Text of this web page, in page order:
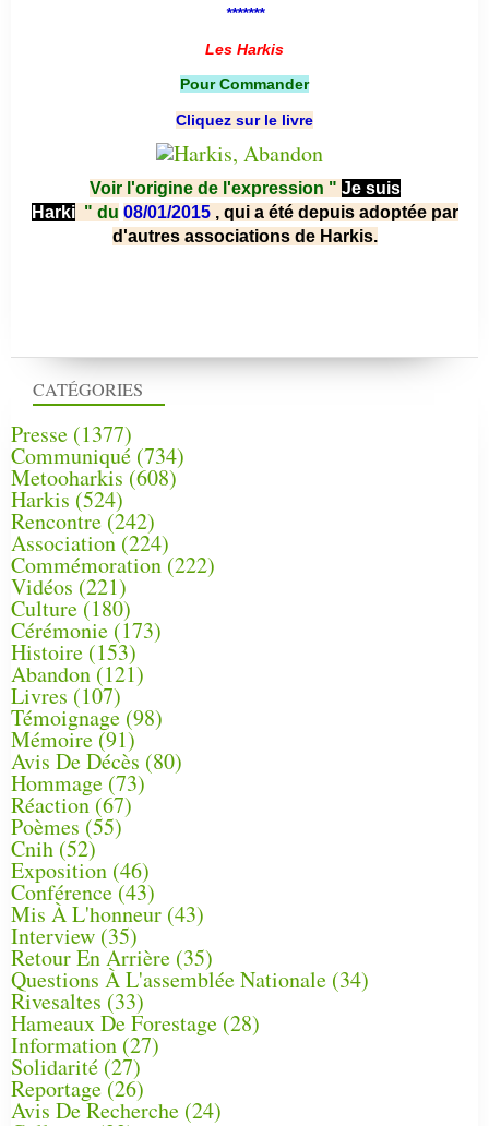
CATÉGORIES
Presse (1377)
Communiqué (734)
Metooharkis (608)
Harkis (524)
Rencontre (242)
Association (224)
Commémoration(222)
Vidéos (221)
Culture(180)
Cérémonie (173)
Histoire (153)
Abandon(121)
Livres (107)
Témoignage (98)
Mémoire (91)
Avis De Décès (80)
Hommage (73)
Réaction(67)
Poèmes (55)
Cnih (52)
Exposition (46)
Conférence(43)
Mis À L'honneur (43)
Interview (35)
Retour En Arrière (35)
Questions À L'assemblée Nationale (34)
Rivesaltes (33)
Hameaux De Forestage (28)
Information (27)
Solidarité (27)
Reportage(26)
Avis De Recherche (24)
*******
Les Harkis
Pour Commander
Cliquez sur le livre
Voir l'origine de l'expression " Je suis
Harki " du 08/01/2015 , qui a été depuis adoptée par
d'autres associations de Harkis.